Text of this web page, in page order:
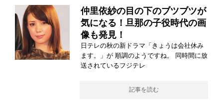
仲里依紗の目の下のブツブツが
気になる！旦那の子役時代の画
像も発見！
日テレの秋の新ドラマ「きょうは会社休み
ます。」が 順調のようですね。 同時間に放
送されているフジテレ
記事を読む